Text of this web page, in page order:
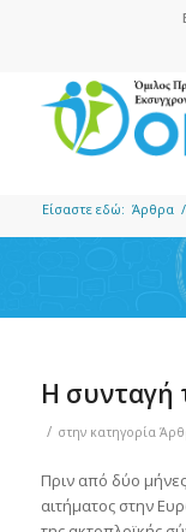
Είσαστε εδώ: Άρθρα /
Η συνταγή
/ στην κατηγορία
Πριν από δύο
αιτήματος στην